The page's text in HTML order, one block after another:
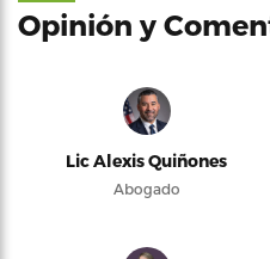
Opinión y
Lic Alexis Quiñones
Abogado